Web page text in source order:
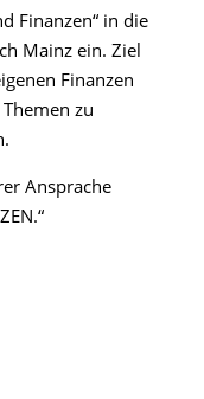
Finanzen“ in die
Mainz ein. Ziel
Finanzen
zu
Ansprache